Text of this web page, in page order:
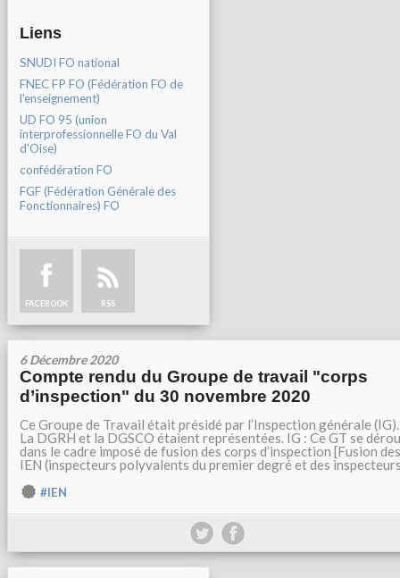
Liens
SNUDI FO national
FNEC FP FO (Fédération FO de
l'enseignement)
UD FO 95 (union
interprofessionnelle FO du Val
d'Oise)
confédération FO
FGF (Fédération Générale des
Fonctionnaires) FO
FACEBOOK RSS
6 Décembre 2020
Compte rendu du Groupe de travail "corps
d’inspection" du 30 novembre 2020
Ce Groupe de Travail était présidé par l’Inspection générale (IG).
La DGRH et la DGSCO étaient représentées. IG : Ce GT se
dans le cadre imposé de fusion des corps d’inspection [Fusion des
IEN (inspecteurs polyvalents du premier degré et des
#IEN